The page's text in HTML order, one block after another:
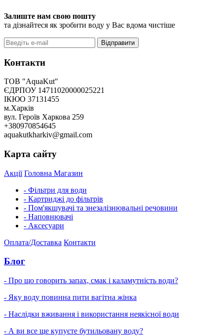
Залиште нам свою пошту
та дізнайтеся як зробити воду у Вас вдома чистіше
Відправити
Контакти
ТОВ "AquaKut"
ЄДРПОУ 14711020000025221
ІКЮО 37131455
м.Харків
вул. Героїв Харкова 259
+380970854645
aquakutkharkiv@gmail.com
Карта сайту
Акції Головна Магазин
- Фільтри для води
- Картриджі до фільтрів
- Пом'якшувачі та знезалізнювальні речовини
- Наповнювачі
- Аксесуари
Оплата/Доставка Контакти
Блог
- Про що говорить запах, смак і каламутність води?
- Яку воду повинна пити вагітна жінка
- Наслідки вживання і використання неякісної води
- А ви все ще купуєте бутильовану воду?